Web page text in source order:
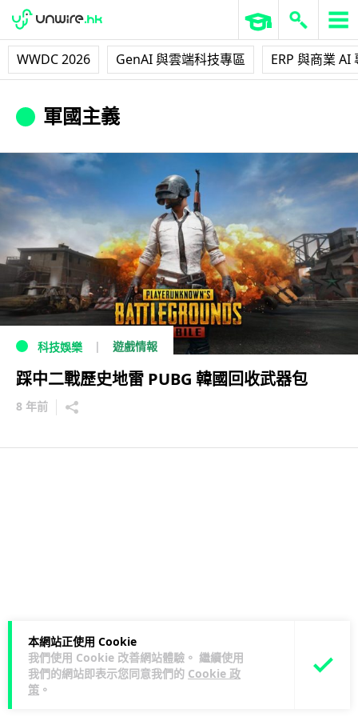
WWDC 2026 GenAI 與雲端科技專區 ERP 與商業 AI
本網站正使用 Cookie
我們使用 Cookie 改善網站體驗。 繼續使用
我們的網站即表示您同意我們的 Cookie 政
策 。
軍國主義
科技娛樂 遊戲情報
踩中二戰歷史地雷 PUBG 韓國回收武器包
8 年前